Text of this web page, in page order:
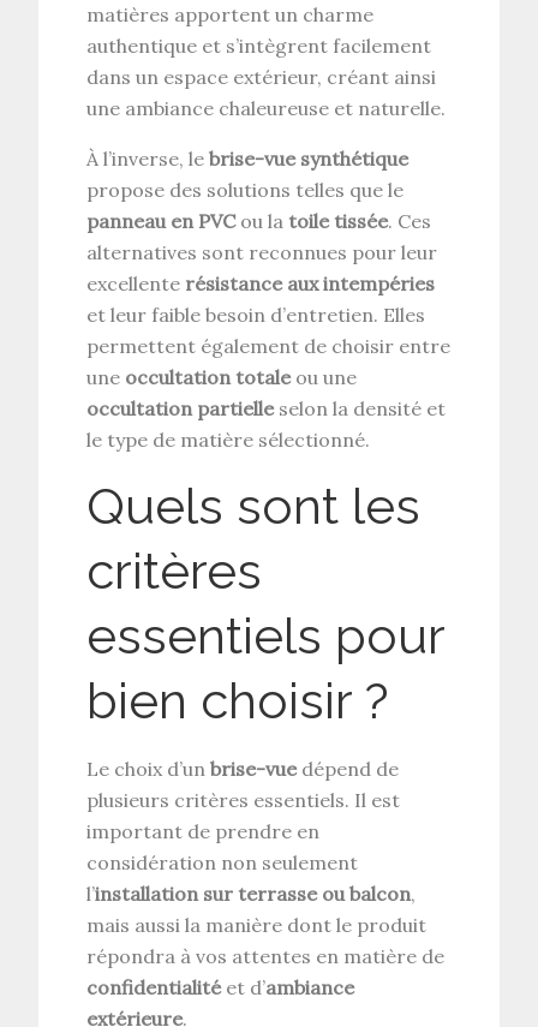
matières apportent un charme
authentique et s’intègrent facilement
dans un espace extérieur, créant ainsi
une ambiance chaleureuse et naturelle.
À l’inverse, lebrise-vue synthétique
propose des solutions telles que le
panneau en PVCou la toile tissée. Ces
alternatives sont reconnues pour leur
excellente résistance aux intempéries
et leur faible besoin d’entretien. Elles
permettent également de choisir entre
une occultation totaleou une
occultation partielleselon la densité et
le type de matière sélectionné.
Quels sont les
critères
essentiels pour
bien choisir ?
Le choix d’unbrise-vuedépend de
plusieurs critères essentiels. Il est
important de prendre en
considération non seulement
l’installation sur terrasse ou balcon,
mais aussi la manière dont le produit
répondra à vos attentes en matière de
confidentialitéet d’ambiance
extérieure.